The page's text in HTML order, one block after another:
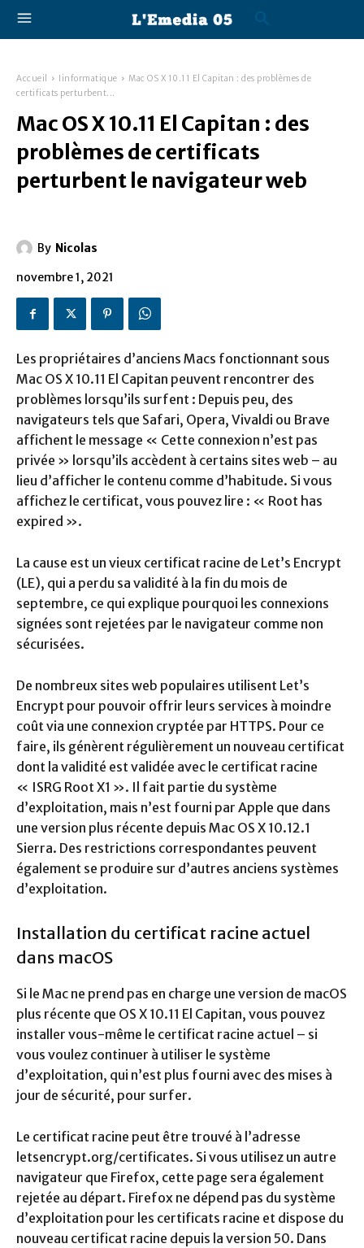
Accueil Iinformatique
Mac OS X 10.11 El Capitan : des problèmes de
certificats perturbent...
Mac OS X 10.11 El Capitan : des
problèmes de certificats
perturbent le navigateur web
By Nicolas
novembre 1, 2021
Les propriétaires d’anciens Macs fonctionnant sous
Mac OS X 10.11 El Capitan peuvent rencontrer des
problèmes lorsqu’ils surfent : Depuis peu, des
navigateurs tels que Safari, Opera, Vivaldi ou Brave
affichent le message « Cette connexion n’est pas
privée » lorsqu’ils accèdent à certains sites web – au
lieu d’afficher le contenu comme d’habitude. Si vous
affichez le certificat, vous pouvez lire : « Root has
expired ».
La cause est un vieux certificat racine de Let’s Encrypt
(LE), qui a perdu sa validité à la fin du mois de
septembre, ce qui explique pourquoi les connexions
signées sont rejetées par le navigateur comme non
sécurisées.
De nombreux sites web populaires utilisent Let’s
Encrypt pour pouvoir offrir leurs services à moindre
coût via une connexion cryptée par HTTPS. Pour ce
faire, ils génèrent régulièrement un nouveau certificat
dont la validité est validée avec le certificat racine
« ISRG Root X1 ». Il fait partie du système
d’exploitation, mais n’est fourni par Apple que dans
une version plus récente depuis Mac OS X 10.12.1
Sierra. Des restrictions correspondantes peuvent
également se produire sur d’autres anciens systèmes
d’exploitation.
Installation du certificat racine actuel
dans macOS
Si le Mac ne prend pas en charge une version de macOS
plus récente que OS X 10.11 El Capitan, vous pouvez
installer vous-même le certificat racine actuel – si
vous voulez continuer à utiliser le système
d’exploitation, qui n’est plus fourni avec des mises à
jour de sécurité, pour surfer.
Le certificat racine peut être trouvé à l’adresse
letsencrypt.org/certificates. Si vous utilisez un autre
navigateur que Firefox, cette page sera également
rejetée au départ. Firefox ne dépend pas du système
d’exploitation pour les certificats racine et dispose du
nouveau certificat racine depuis la version 50. Dans